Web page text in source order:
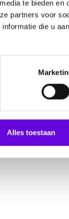
te bieden en
partners voor
die u
Alles toestaan